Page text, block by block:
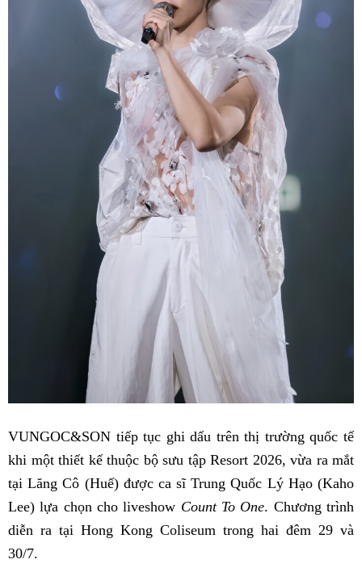
VUNGOC&SON tiếp tục ghi dấu trên thị trường quốc tế
khi một thiết kế thuộc bộ sưu tập Resort 2026, vừa ra mắt
tại Lăng Cô (Huế) được ca sĩ Trung Quốc Lý Hạo (Kaho
Lee) lựa chọn cho liveshow Count To One. Chương trình
diễn ra tại Hong Kong Coliseum trong hai đêm 29 và
30/7.